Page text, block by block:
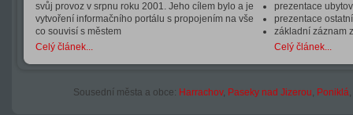
svůj provoz v srpnu roku 2001. Jeho cílem bylo a je
vytvoření informačního portálu s propojením na vše
co souvisí s městem
Celý článek...
prezentace
prezentace
základní záznam
Celý článek...
Sousední města a obce: Harrachov, Paseky nad Jizerou, Poniklá,